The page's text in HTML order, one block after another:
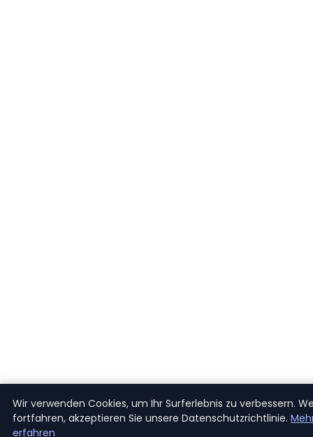
Wir verwenden Cookies, um Ihr Surferlebnis zu verbessern.
fortfahren, akzeptieren Sie unsere Datenschutzrichtlinie.
erfahren